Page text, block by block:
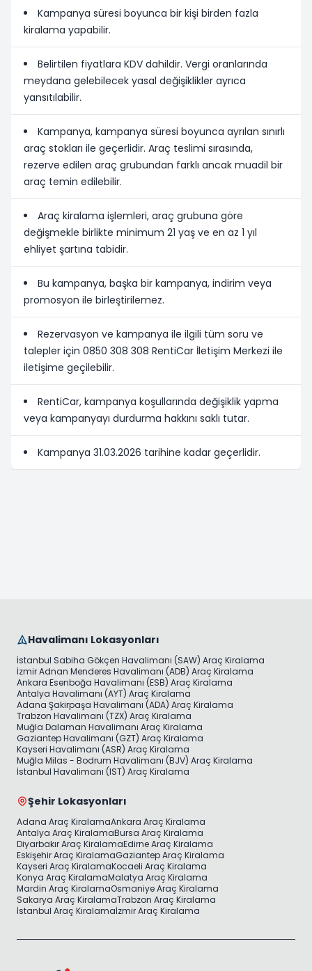
Kampanya süresi boyunca bir kişi birden fazla
kiralama yapabilir.
Belirtilen fiyatlara KDV dahildir. Vergi oranlarında
meydana gelebilecek yasal değişiklikler ayrıca
yansıtılabilir.
Kampanya, kampanya süresi boyunca ayrılan sınırlı
araç stokları ile geçerlidir. Araç teslimi sırasında,
rezerve edilen araç grubundan farklı ancak muadil bir
araç temin edilebilir.
Araç kiralama işlemleri, araç grubuna göre
değişmekle birlikte minimum 21 yaş ve en az 1 yıl
ehliyet şartına tabidir.
Bu kampanya, başka bir kampanya, indirim veya
promosyon ile birleştirilemez.
Rezervasyon ve kampanya ile ilgili tüm soru ve
talepler için 0850 308 308 RentiCar İletişim Merkezi ile
iletişime geçilebilir.
RentiCar, kampanya koşullarında değişiklik yapma
veya kampanyayı durdurma hakkını saklı tutar.
Kampanya 31.03.2026 tarihine kadar geçerlidir.
Havalimanı Lokasyonları
İstanbul Sabiha Gökçen Havalimanı (SAW) Araç Kiralama
İzmir Adnan Menderes Havalimanı (ADB) Araç Kiralama
Ankara Esenboğa Havalimanı (ESB) Araç Kiralama
Antalya Havalimanı (AYT) Araç Kiralama
Adana Şakirpaşa Havalimanı (ADA) Araç Kiralama
Trabzon Havalimanı (TZX) Araç Kiralama
Muğla Dalaman Havalimanı Araç Kiralama
Gaziantep Havalimanı (GZT) Araç Kiralama
Kayseri Havalimanı (ASR) Araç Kiralama
Muğla Milas - Bodrum Havalimanı (BJV) Araç Kiralama
İstanbul Havalimanı (IST) Araç Kiralama
Şehir Lokasyonları
Adana Araç KiralamaAnkara Araç Kiralama
Antalya Araç KiralamaBursa Araç Kiralama
Diyarbakır Araç KiralamaEdirne Araç Kiralama
Eskişehir Araç KiralamaGaziantep Araç Kiralama
Kayseri Araç KiralamaKocaeli Araç Kiralama
Konya Araç KiralamaMalatya Araç Kiralama
Mardin Araç KiralamaOsmaniye Araç Kiralama
Sakarya Araç KiralamaTrabzon Araç Kiralama
İstanbul Araç Kiralamaİzmir Araç Kiralama